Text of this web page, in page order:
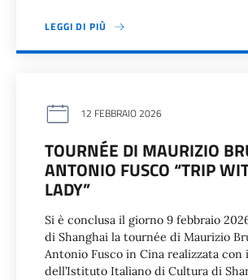
LEGGI DI PIÙ
12 FEBBRAIO 2026
TOURNÉE DI MAURIZIO
ANTONIO FUSCO “TRIP
LADY”
Si è conclusa il giorno 9 febbraio
di Shanghai la tournée di Maurizio
Antonio Fusco in Cina realizzata con
dell’Istituto Italiano di Cultura di